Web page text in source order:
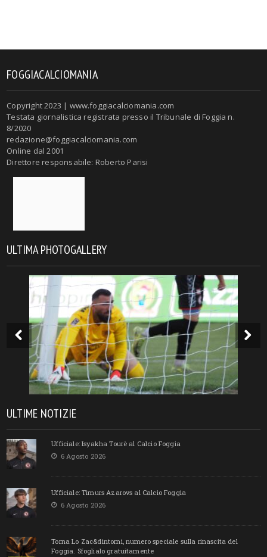
FOGGIACALCIOMANIA
Copyright 2023 | www.foggiacalciomania.com
Testata giornalistica registrata presso il Tribunale di Foggia n.
8/2020
redazione@foggiacalciomania.com
Online dal 2001
Direttore responsabile: Roberto Parisi
ULTIMA PHOTOGALLERY
ULTIME NOTIZIE
Ufficiale: Isyakha Tourè al Calcio Foggia
6 Agosto 2026
Ufficiale: Timurs Azarovs al Calcio Foggia
6 Agosto 2026
Torna Lo Zac&dintorni, numero speciale sulla rinascita del
Foggia. Sfoglialo gratuitamente